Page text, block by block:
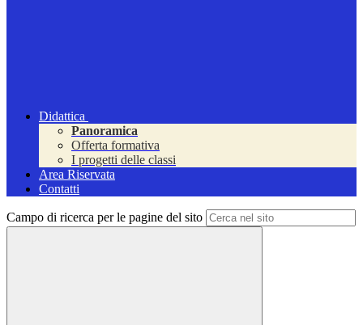
Didattica
Panoramica
Offerta formativa
I progetti delle classi
Area Riservata
Contatti
Campo di ricerca per le pagine del sito